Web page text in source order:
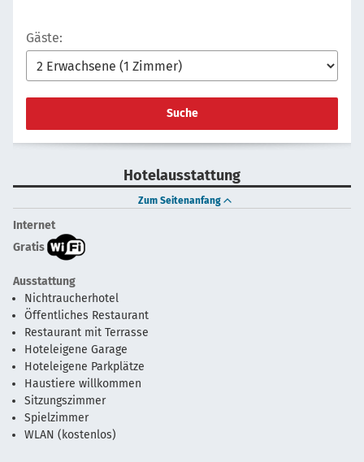
Gäste:
Suche
Hotelausstattung
Zum Seitenanfang
Internet
Gratis
Ausstattung
Nichtraucherhotel
Öffentliches Restaurant
Restaurant mit Terrasse
Hoteleigene Garage
Hoteleigene Parkplätze
Haustiere willkommen
Sitzungszimmer
Spielzimmer
WLAN (kostenlos)